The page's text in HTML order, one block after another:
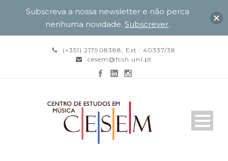
(+351) 217908388, Ext.: 40337/38
cesem@fcsh.unl.pt
Subscreva a nossa newsletter e não perca
nenhuma novidade. Subscrever.